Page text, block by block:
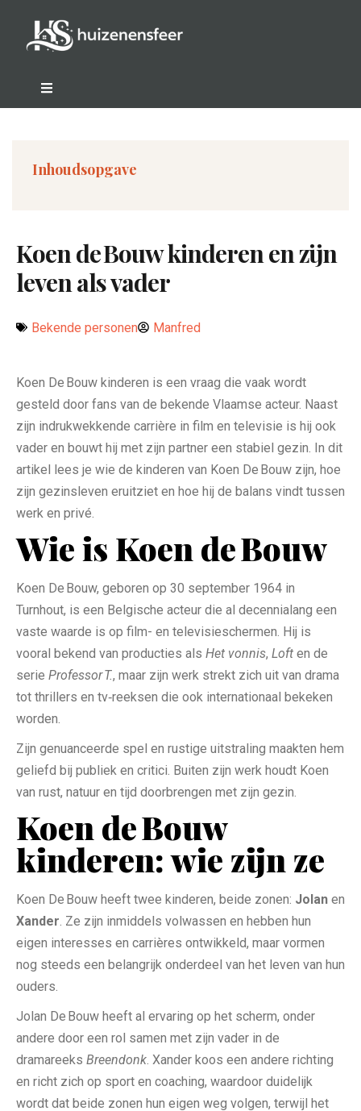
Inhoudsopgave
Koen de Bouw kinderen en zijn
leven als vader
Bekende personen Manfred
Koen De Bouw kinderen is een vraag die vaak wordt
gesteld door fans van de bekende Vlaamse acteur. Naast
zijn indrukwekkende carrière in film en televisie is hij ook
vader en bouwt hij met zijn partner een stabiel gezin. In dit
artikel lees je wie de kinderen van Koen De Bouw zijn, hoe
zijn gezinsleven eruitziet en hoe hij de balans vindt tussen
werk en privé.
Wie is Koen de Bouw
Koen De Bouw, geboren op 30 september 1964 in
Turnhout, is een Belgische acteur die al decennialang een
vaste waarde is op film- en televisieschermen. Hij is
vooral bekend van producties als Het vonnis, Loft en de
serie Professor T., maar zijn werk strekt zich uit van drama
tot thrillers en tv‑reeksen die ook internationaal bekeken
worden.
Zijn genuanceerde spel en rustige uitstraling maakten hem
geliefd bij publiek en critici. Buiten zijn werk houdt Koen
van rust, natuur en tijd doorbrengen met zijn gezin.
Koen de Bouw
kinderen: wie zijn ze
Koen De Bouw heeft twee kinderen, beide zonen: Jolan en
Xander . Ze zijn inmiddels volwassen en hebben hun
eigen interesses en carrières ontwikkeld, maar vormen
nog steeds een belangrijk onderdeel van het leven van hun
ouders.
Jolan De Bouw heeft al ervaring op het scherm, onder
andere door een rol samen met zijn vader in de
dramareeks Breendonk . Xander koos een andere richting
en richt zich op sport en coaching, waardoor duidelijk
wordt dat beide zonen hun eigen weg volgen, terwijl het